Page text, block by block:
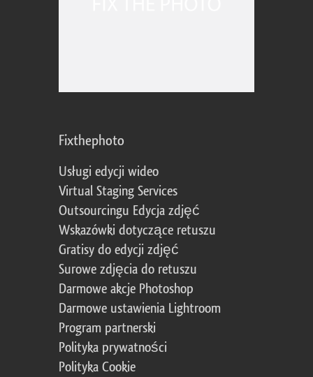
Fixthephoto
Usługi edycji wideo
Virtual Staging Services
Outsourcingu Edycja zdjęć
Wskazówki dotyczące retuszu
Gratisy do edycji zdjęć
Surowe zdjęcia do retuszu
Darmowe akcje Photoshop
Darmowe ustawienia Lightroom
Program partnerski
Polityka prywatności
Polityka Cookie